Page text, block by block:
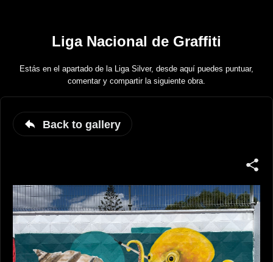
Liga Nacional de Graffiti
Estás en el apartado de la Liga Silver, desde aquí puedes puntuar,
comentar y compartir la siguiente obra.
Back to gallery